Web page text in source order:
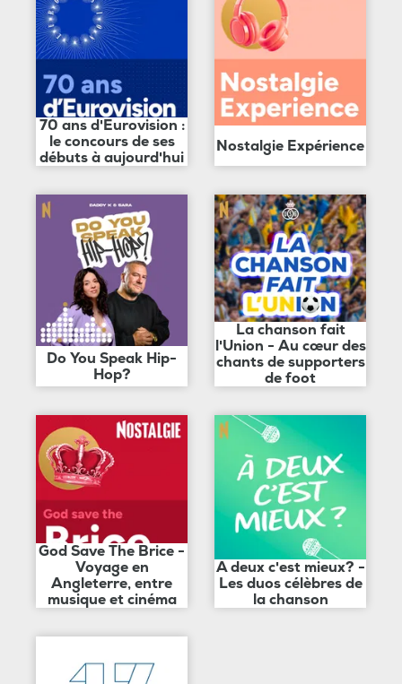
70 ans d'Eurovision :
le concours de ses
débuts à aujourd'hui
Nostalgie Expérience
Do You Speak Hip-
Hop?
La chanson fait
l'Union - Au cœur des
chants de supporters
de foot
God Save The Brice -
Voyage en
Angleterre, entre
musique et cinéma
A deux c'est mieux? -
Les duos célèbres de
la chanson